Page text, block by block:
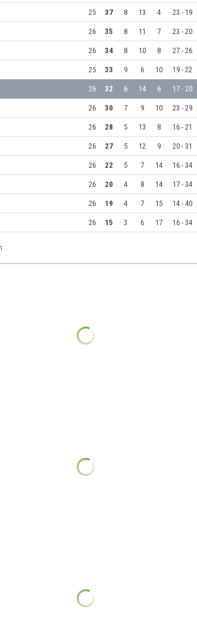
25 37 8 13 4 23 - 19
26 35 8 11 7 23 - 20
26 34 8 10 8 27 - 26
25 33 9 6 10 19 - 22
26 32 6 14 6 17 - 20
26 30 7 9 10 23 - 29
26 28 5 13 8 16 - 21
26 27 5 12 9 20 - 31
26 22 5 7 14 16 - 34
26 20 4 8 14 17 - 34
26 19 4 7 15 14 - 40
26 15 3 6 17 16 - 34